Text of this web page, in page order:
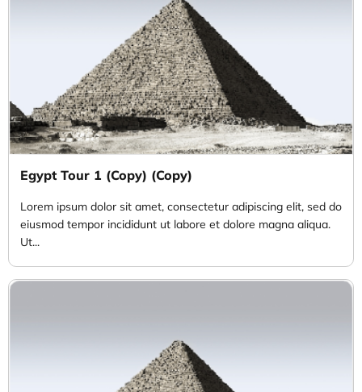
Egypt Tour 1 (Copy) (Copy)
Lorem ipsum dolor sit amet, consectetur adipiscing elit, sed do
eiusmod tempor incididunt ut labore et dolore magna aliqua.
Ut...